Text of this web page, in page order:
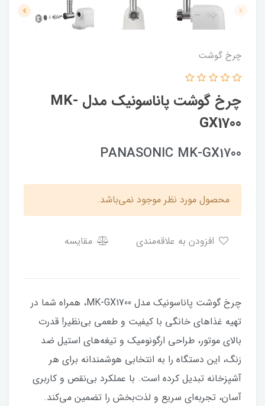
چرخ گوشت
چرخ گوشت پاناسونیک مدل MK-
GX1700
PANASONIC MK-GX1700
محصول مورد نظر موجود نمی‌باشد.
مقایسه
چرخ گوشت پاناسونیک مدل MK-GX1700، همراه شما در
تهیه غذاهای خانگی با کیفیت و طعمی بی‌نظیر! قدرت
بالای موتور، طراحی ارگونومیک و تیغه‌های استیل ضد
زنگ، این دستگاه را به انتخابی هوشمندانه برای هر
آشپزخانه تبدیل کرده است. با عملکرد بی‌نقص و کاربری
آسان، تجربه‌ای سریع و لذت‌بخش را تضمین می‌کند.